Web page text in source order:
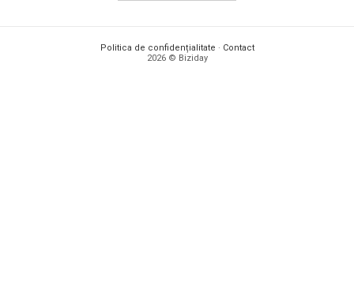
Politica de confidențialitate · Contact
2026 © Biziday